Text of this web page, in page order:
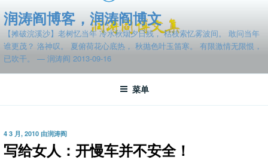
至
容
润涛阎博客，润涛阎博文
【摊破浣溪沙】老树忆当年 冷水秋烟夕日残， 枯枝索忆雾波间。 敢问当年
谁更茂？ 洛神叹。 夏俯荷花心底热， 秋抛色叶玉笛寒。 有限激情无限恨，
已吹干。 — 润涛阎 2013-09-16
菜单
发
布
于
4 3 月, 2010 由润涛阎
写给女人：开慢车并不安全！